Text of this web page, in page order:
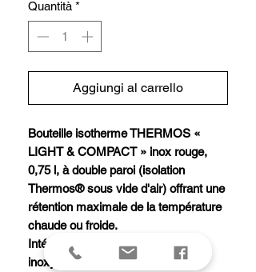
Quantità *
Aggiungi al carrello
Bouteille isotherme THERMOS «
LIGHT & COMPACT » inox rouge,
0,75 l, à double paroi (isolation
Thermos® sous vide d'air) offrant une
rétention maximale de la température
chaude ou froide.
Intérieur et extérieur en acier
inoxydable incassable.